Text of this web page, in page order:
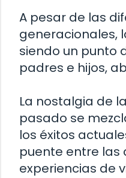
A pesar de las
generacionales,
siendo un punto
padres e hijos,
La nostalgia de
pasado se
los éxitos
puente entre las
experiencias de